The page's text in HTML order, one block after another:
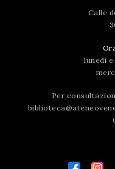
Calle
lunedì
Per